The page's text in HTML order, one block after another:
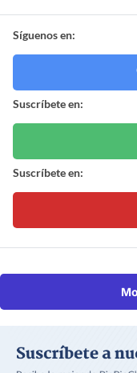
Síguenos en:
Suscríbete en:
Suscríbete en: